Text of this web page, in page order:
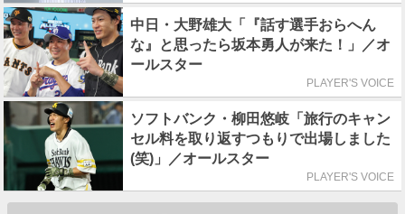
中日・大野雄大「『話す選手おらへん
な』と思ったら坂本勇人が来た！」／オ
ールスター
PLAYER'S VOICE
ソフトバンク・柳田悠岐「旅行のキャン
セル料を取り返すつもりで出場しました
(笑)」／オールスター
PLAYER'S VOICE